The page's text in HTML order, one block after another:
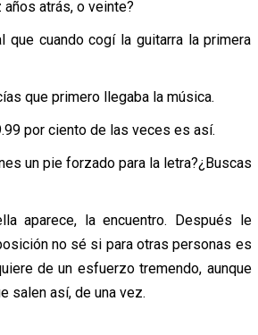
atrás, o veinte?
que cuando cogí la guitarra la primera
que primero llegaba la música.
por ciento de las veces es así.
un pie forzado para la letra?¿Buscas
aparece, la encuentro. Después le
no sé si para otras personas es
de un esfuerzo tremendo, aunque
salen así, de una vez.